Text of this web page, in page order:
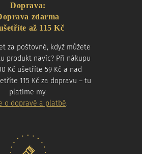
Doprava:
zdarma
až 115 Kč
za poštovné, když můžete
produkt navíc? Při nákupu
Kč ušetříte 59 Kč a nad
115 Kč za dopravu – tu
platíme my.
o dopravě a platbě.